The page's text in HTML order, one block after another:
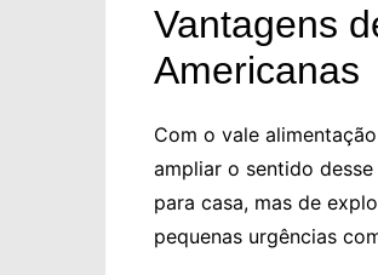
Vantagens
Americanas
Com o vale
ampliar o sentido
para casa, mas de
pequenas urgências